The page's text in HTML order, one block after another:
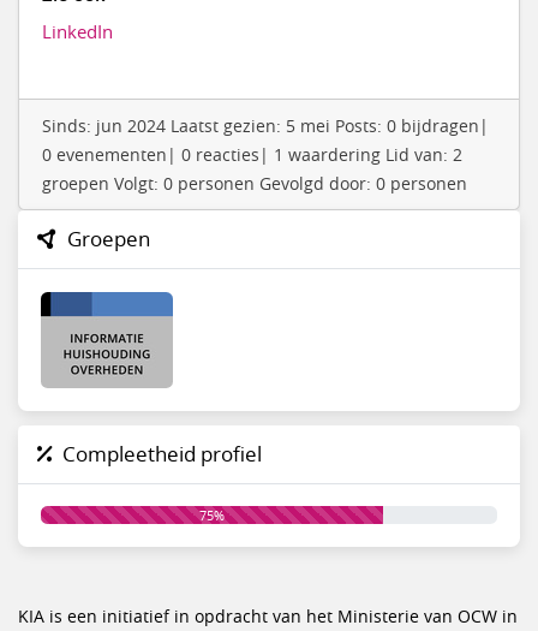
LinkedIn
Sinds: jun 2024 Laatst gezien: 5 mei Posts: 0 bijdragen|
0 evenementen| 0 reacties| 1 waardering Lid van: 2
groepen Volgt: 0 personen Gevolgd door: 0 personen
Groepen
Compleetheid profiel
75%
KIA is een initiatief in opdracht van het Ministerie van OCW in